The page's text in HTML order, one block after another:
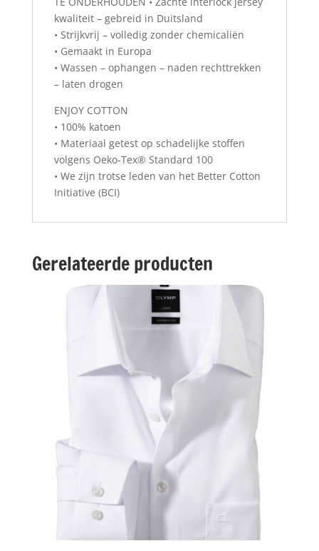
kwaliteit – gebreid in Duitsland
• Strijkvrij – volledig zonder chemicaliën
• Gemaakt in Europa
• Wassen – ophangen – naden rechttrekken
– laten drogen
ENJOY COTTON
• 100% katoen
• Materiaal getest op schadelijke stoffen
volgens Oeko-Tex® Standard 100
• We zijn trotse leden van het Better Cotton
Initiative (BCI)
Gerelateerde producten